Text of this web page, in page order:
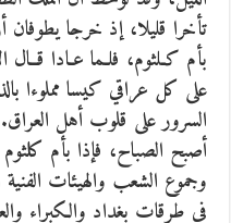
تأخرا قليلا، إذ خرجا
بأم كـلثوم، فلـما عـادا
على كل عراقي كيسا مملوءا
السرور على قلوب أهل العراق.
أصبح الصباح، فإذا بأم
وجموع الشعب والهيئات الفنية
في طرقات بغداد والكبراء